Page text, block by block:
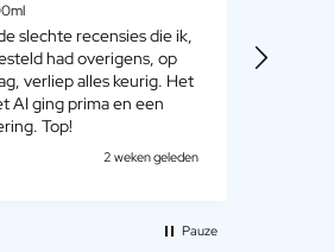
slechte recensies die ik,
had overigens, op
verliep alles keurig. Het
AI ging prima en een
Top!
2 weken geleden
Pauze